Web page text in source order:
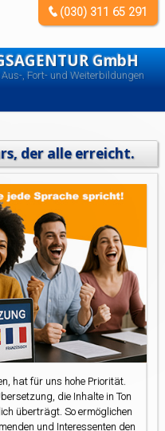
GmbH
, Fort- und Weiterbildungen
(030) 311 65 291
der alle erreicht.
hat für uns hohe Priorität.
die Inhalte in Ton
überträgt. So ermöglichen
und Interessenten den